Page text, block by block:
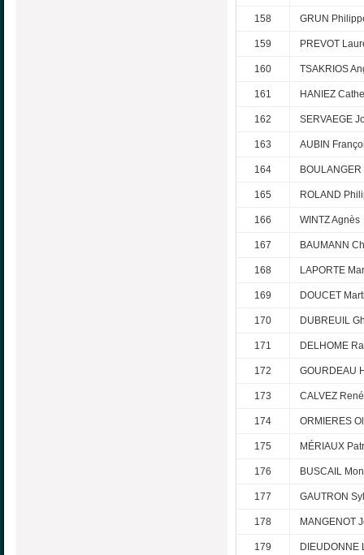
158 GRUN
159 PREVOT
160 TSAKRIOS
161 HANIEZ
162 SERVAEGE
163 AUBIN
164
165 ROLAND
166 WINTZ Agnès
167 BAUMANN
168 LAPORTE
169 DOUCET
170 DUBREUIL
171 DELHOME
172 GOURDEAU
173 CALVEZ
174 ORMIERES
175 MÉRIAUX
176 BUSCAIL
177 GAUTRON
178 MANGENOT
179 DIEUDONNE